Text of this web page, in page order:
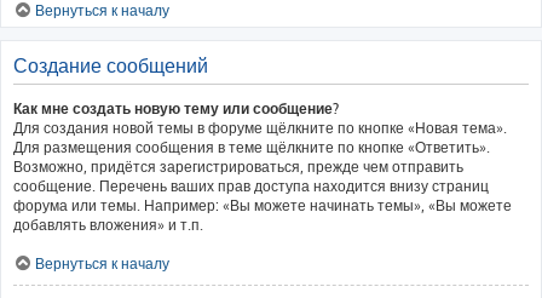
Вернуться к началу
Создание сообщений
Как мне создать новую тему или сообщение?
Для создания новой темы в форуме щёлкните по кнопке «Новая тема».
Для размещения сообщения в теме щёлкните по кнопке «Ответить».
Возможно, придётся зарегистрироваться, прежде чем отправить
сообщение. Перечень ваших прав доступа находится внизу страниц
форума или темы. Например: «Вы можете начинать темы», «Вы можете
добавлять вложения» и т.п.
Вернуться к началу